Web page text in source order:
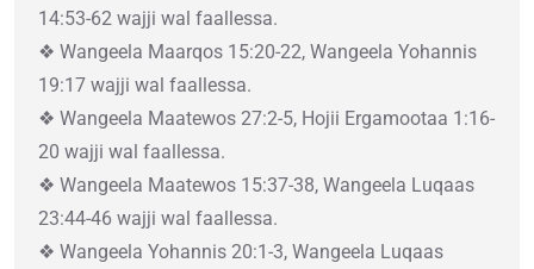
14:53-62 wajji wal faallessa.
❖ Wangeela Maarqos 15:20-22, Wangeela Yohannis
19:17 wajji wal faallessa.
❖ Wangeela Maatewos 27:2-5, Hojii Ergamootaa 1:16-
20 wajji wal faallessa.
❖ Wangeela Maatewos 15:37-38, Wangeela Luqaas
23:44-46 wajji wal faallessa.
❖ Wangeela Yohannis 20:1-3, Wangeela Luqaas